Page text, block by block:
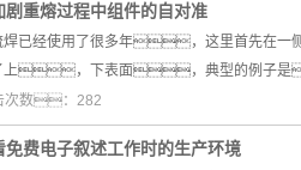
剧重熔过程中组件的自对准
已经使用了很多年，这里首先在一
上，下表面，典型的例子是
次数：282
免费电子叙述工作时的生产环境